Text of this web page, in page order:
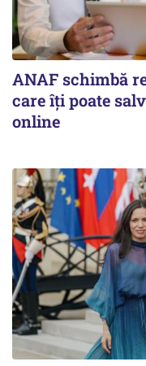
ANAF schimbă
care îți poate
online